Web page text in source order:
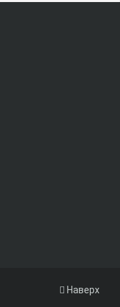
Наверх